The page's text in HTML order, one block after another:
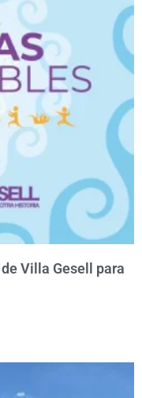
Villa Gesell para